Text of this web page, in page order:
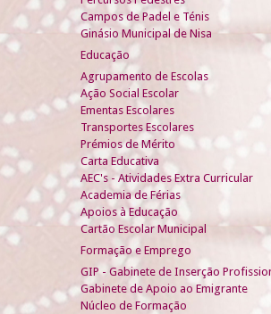
Campos de Padel e Ténis
Ginásio Municipal de Nisa
Educação
Agrupamento de Escolas
Ação Social Escolar
Ementas Escolares
Transportes Escolares
Prémios de Mérito
Carta Educativa
AEC's - Atividades Extra Curricular
Academia de Férias
Apoios à Educação
Cartão Escolar Municipal
Formação e Emprego
GIP - Gabinete de Inserção
Gabinete de Apoio ao Emigrante
Núcleo de Formação